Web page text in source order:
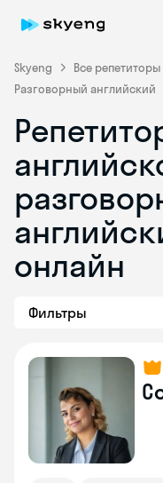
Skyeng Все репетиторы
Разговорный английский
онлайн
Фильтры
Skyeng Chat